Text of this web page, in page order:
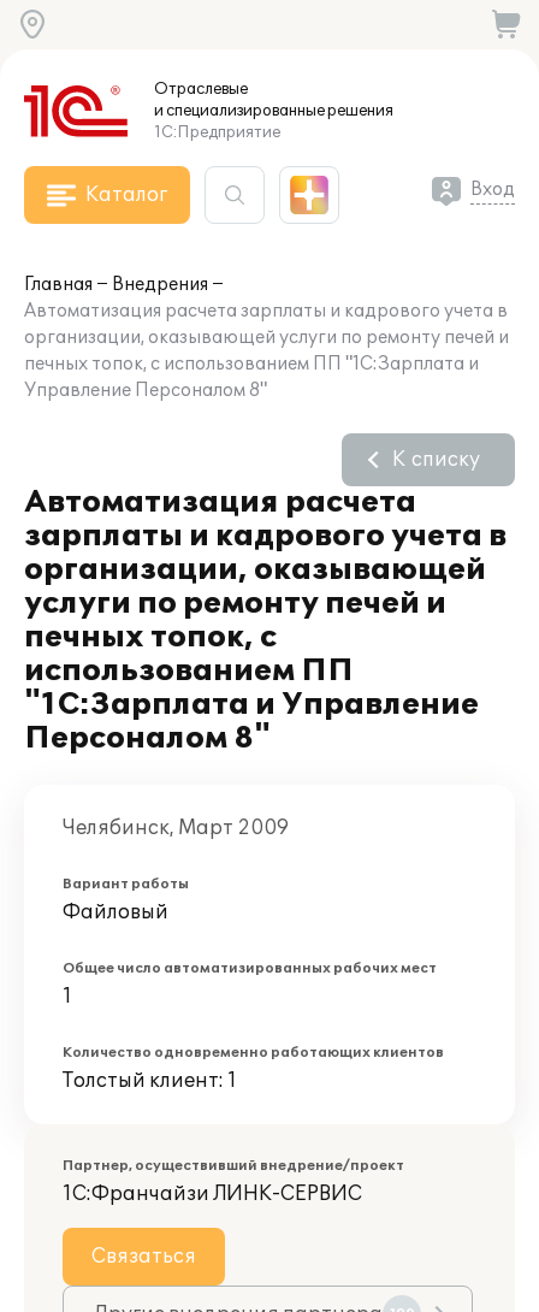
Отраслевые
и специализированныерешения
1С:Предприятие
Каталог Вход
Главная
Внедрения
Автоматизация расчета зарплаты и кадрового учета в
организации, оказывающей услуги по ремонту печей и
печных топок, с использованием ПП "1С:Зарплата и
Управление Персоналом 8"
Автоматизация расчета
зарплаты и кадрового учета в
организации, оказывающей
услуги по ремонту печей и
печных топок, с
использованием ПП
"1С:Зарплата и Управление
Персоналом 8"
К списку
Челябинск, Март 2009
Вариант работы
Файловый
Общее число автоматизированных рабочих мест
1
Количество одновременно работающих клиентов
Толстый клиент: 1
Партнер, осуществивший внедрение/проект
1С:Франчайзи ЛИНК-СЕРВИС
Связаться